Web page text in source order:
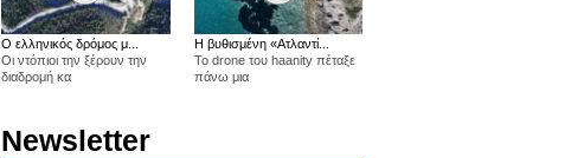
Ο ελληνικός δρόμος μ...
Οι ντόπιοι την ξέρουν την
διαδρομή κα
Η βυθισμένη «Ατλαντί...
Το drone του haanity πέταξε
πάνω μια
Newsletter